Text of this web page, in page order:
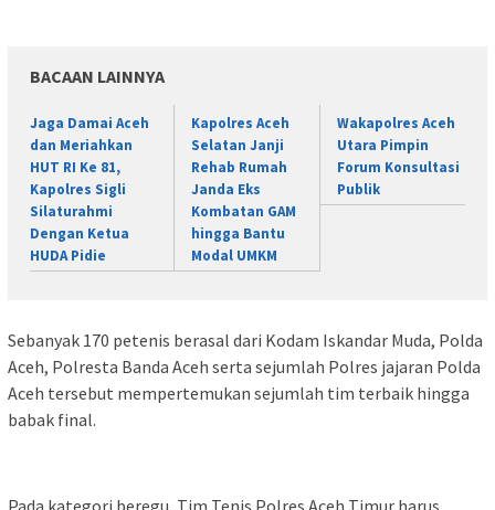
BACAAN LAINNYA
Jaga Damai Aceh
dan Meriahkan
HUT RI Ke 81,
Kapolres Sigli
Silaturahmi
Dengan Ketua
HUDA Pidie
Kapolres Aceh
Selatan Janji
Rehab Rumah
Janda Eks
Kombatan GAM
hingga Bantu
Modal UMKM
Wakapolres Aceh
Utara Pimpin
Forum Konsultasi
Publik
Sebanyak 170 petenis berasal dari Kodam Iskandar Muda, Polda
Aceh, Polresta Banda Aceh serta sejumlah Polres jajaran Polda
Aceh tersebut mempertemukan sejumlah tim terbaik hingga
babak final.